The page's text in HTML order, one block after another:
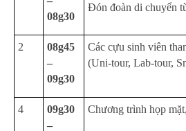
08g30
Đón đoàn di chuyển
2
08g45
–
09g30
Các cựu sinh viên
(Uni-tour, Lab-tour,
4
09g30
–
Chương trình họp